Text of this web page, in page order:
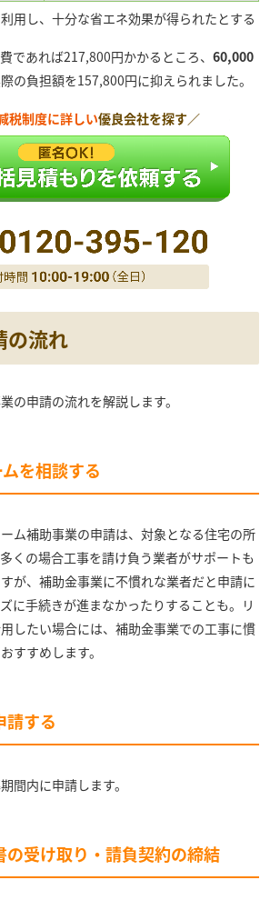
用し、十分な省エネ効果が得られたとする
であれば217,800円かかるところ、 60,000
の負担額を157,800円に抑えられました。
税制度に詳しい優良会社を探す／
の流れ
の申請の流れを解説します。
を相談する
ム補助事業の申請は、対象となる住宅の所
くの場合工事を請け負う業者がサポートも
が、補助金事業に不慣れな業者だと申請に
に手続きが進まなかったりすることも。リ
したい場合には、補助金事業での工事に慣
すすめします。
請する
間内に申請します。
受け取り・請負契約の締結